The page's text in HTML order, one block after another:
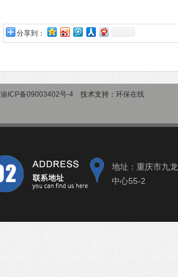
分享到：
渝ICP备09003402号-4 技术支持： 环保在线
地址：重庆市九
中心55-2